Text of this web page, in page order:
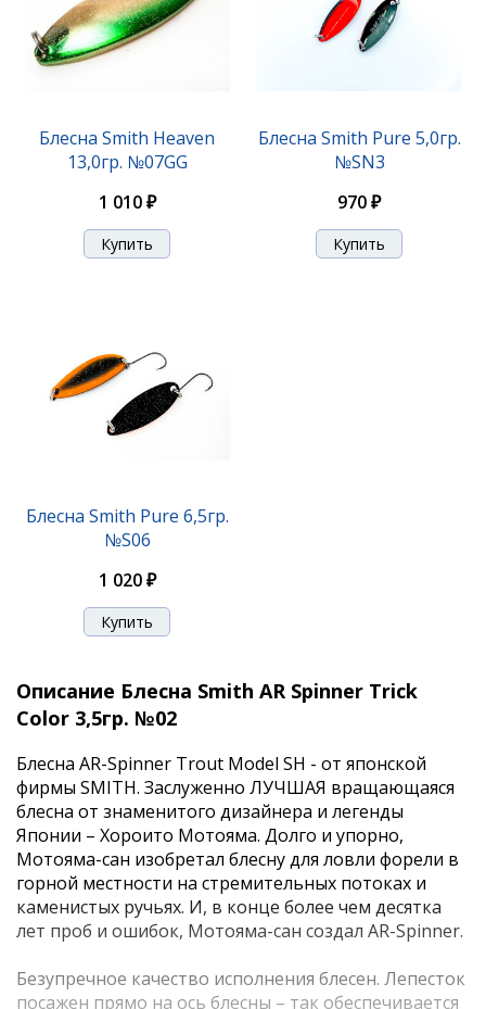
Блесна Smith Heaven
13,0гр. №07GG
1 010 ₽
Блесна Smith Pure 5,0гр.
№SN3
970 ₽
Блесна Smith Pure 6,5гр.
№S06
1 020 ₽
Описание Блесна Smith AR Spinner Trick
Color 3,5гр. №02
Блесна AR-Spinner Trout Model SH - от японской
фирмы SMITH. Заслуженно ЛУЧШАЯ вращающаяся
блесна от знаменитого дизайнера и легенды
Японии – Хороито Мотояма. Долго и упорно,
Мотояма-сан изобретал блесну для ловли форели в
горной местности на стремительных потоках и
каменистых ручьях. И, в конце более чем десятка
лет проб и ошибок, Мотояма-сан создал AR-Spinner.
Безупречное качество исполнения блесен. Лепесток
посажен прямо на ось блесны – так обеспечивается